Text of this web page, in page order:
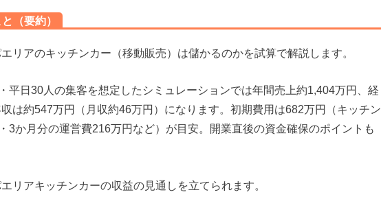
（要約）
リアのキッチンカー（移動販売）は儲かるのかを試算で解説します。
平日30人の集客を想定したシミュレーションでは年間売上約1,404万円、経
は約547万円（月収約46万円）になります。初期費用は682万円（キッチン
3か月分の運営費216万円など）が目安。開業直後の資金確保のポイントも
リアキッチンカーの収益の見通しを立てられます。